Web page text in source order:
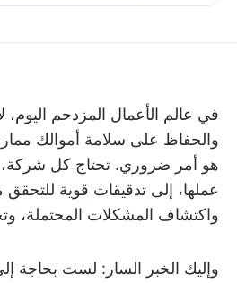
في عالم الأعمال المزدحم اليوم،
والحفاظ على سلامة أموالك
هو أمر ضروري. تحتاج كل
عملها، إلى تدقيقات قوية للتحقق
واكتشاف المشكلات المحتملة،
وإليك الخبر السار: لست بحاجة